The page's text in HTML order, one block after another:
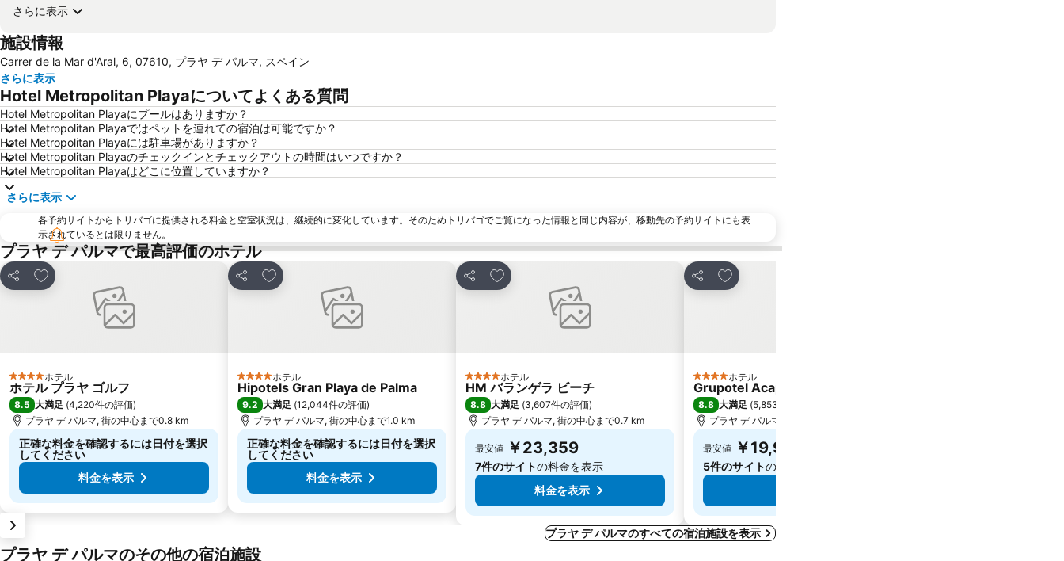
さらに表示
施設情報
Carrer de la Mar d'Aral, 6, 07610, プラヤ デ パルマ, スペイン
さらに表示
Hotel Metropolitan Playaについてよくある質問
Hotel Metropolitan Playaにプールはありますか？
Hotel Metropolitan Playaではペットを連れての宿泊は可能ですか？
Hotel Metropolitan Playaには駐車場がありますか？
Hotel Metropolitan Playaのチェックインとチェックアウトの時間はいつですか？
Hotel Metropolitan Playaはどこに位置していますか？
さらに表示
各予約サイトからトリバゴに提供される料金と空室状況は、継続的に変化しています。そのためトリバゴでご覧になった情報と同じ内容が、移動先の予約サイトにも表
示されているとは限りません。
プラヤ デ パルマで最高評価のホテル
シェア
お気に入りに追加
4 ホテルのランク
ホテル
ホテル プラヤ ゴルフ
8.5 大満足 (4,220件の評価)
プラヤ デ パルマ, 街の中心まで0.8 km
正確な料金を確認するには日付を選択
してください
料金を表示
シェア
お気に入りに追加
4 ホテルのランク
ホテル
Hipotels Gran Playa de Palma
9.2 大満足 (12,044件の評価)
プラヤ デ パルマ, 街の中心まで1.0 km
正確な料金を確認するには日付を選択
してください
料金を表示
シェア
お気に入りに追加
4 ホテルのランク
ホテル
HM バランゲラ ビーチ
8.8 大満足 (3,607件の評価)
プラヤ デ パルマ, 街の中心まで0.7 km
最安値 ￥23,359
7件のサイトの料金を表示
料金を表示
シェア
お気に入りに追加
4 ホテルのランク
ホテル
Grupotel Acapulco Playa - Adults Only
8.8 大満足 (5,853件の評価
プラヤ デ パルマ, 街の中心まで0.3 km
最安値 ￥19,996
5件のサイトの料金を表示
プラヤ デ パルマのすべての宿泊施設を表示
プラヤ デ パルマのその他の宿泊施設